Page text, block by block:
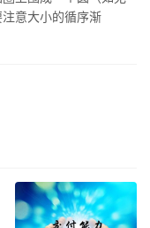
意大小的循序渐
色或银色的更好。注